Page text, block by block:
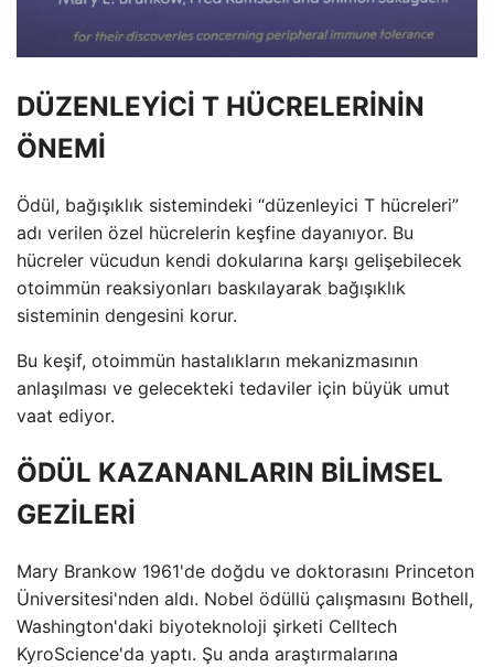
DÜZENLEYİCİ T HÜCRELERİNİN
ÖNEMİ
Ödül, bağışıklık sistemindeki “düzenleyici T hücreleri”
adı verilen özel hücrelerin keşfine dayanıyor. Bu
hücreler vücudun kendi dokularına karşı gelişebilecek
otoimmün reaksiyonları baskılayarak bağışıklık
sisteminin dengesini korur.
Bu keşif, otoimmün hastalıkların mekanizmasının
anlaşılması ve gelecekteki tedaviler için büyük umut
vaat ediyor.
ÖDÜL KAZANANLARIN BİLİMSEL
GEZİLERİ
Mary Brankow 1961'de doğdu ve doktorasını Princeton
Üniversitesi'nden aldı. Nobel ödüllü çalışmasını Bothell,
Washington'daki biyoteknoloji şirketi Celltech
KyroScience'da yaptı. Şu anda araştırmalarına